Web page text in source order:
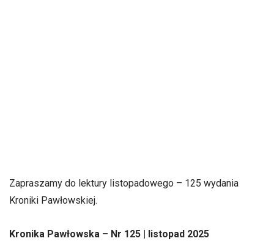
Zapraszamy do lektury listopadowego – 125 wydania
Kroniki Pawłowskiej.
Kronika Pawłowska – Nr 125 | listopad 2025